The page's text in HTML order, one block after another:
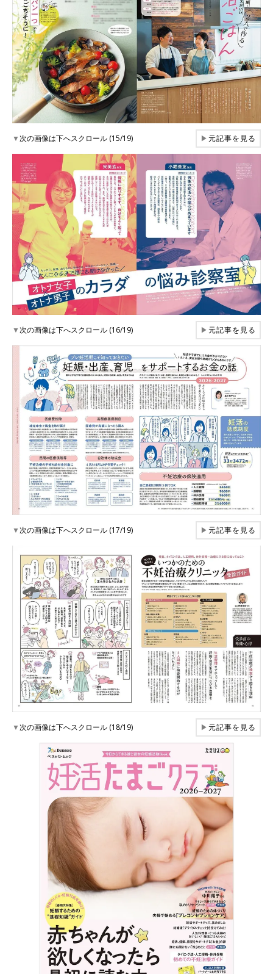
▼次の画像は下へスクロール (15/19) ▶元記事を見る
▼次の画像は下へスクロール (16/19) ▶元記事を見る
▼次の画像は下へスクロール (17/19) ▶元記事を見る
▼次の画像は下へスクロール (18/19) ▶元記事を見る